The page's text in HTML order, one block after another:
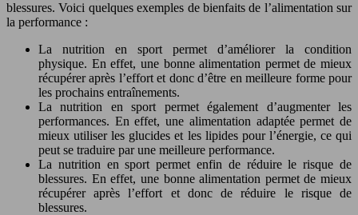
blessures. Voici quelques exemples de bienfaits de l’alimentation sur
la performance :
La nutrition en sport permet d’améliorer la condition
physique. En effet, une bonne alimentation permet de mieux
récupérer après l’effort et donc d’être en meilleure forme pour
les prochains entraînements.
La nutrition en sport permet également d’augmenter les
performances. En effet, une alimentation adaptée permet de
mieux utiliser les glucides et les lipides pour l’énergie, ce qui
peut se traduire par une meilleure performance.
La nutrition en sport permet enfin de réduire le risque de
blessures. En effet, une bonne alimentation permet de mieux
récupérer après l’effort et donc de réduire le risque de
blessures.